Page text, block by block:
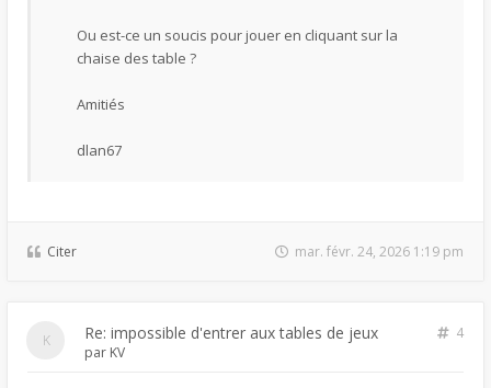
Ou est-ce un soucis pour jouer en cliquant sur la
chaise des table ?
Amitiés
dlan67
Citer mar. févr. 24, 2026 1:19 pm
Re: impossible d'entrer aux tables de jeux
4
par KV